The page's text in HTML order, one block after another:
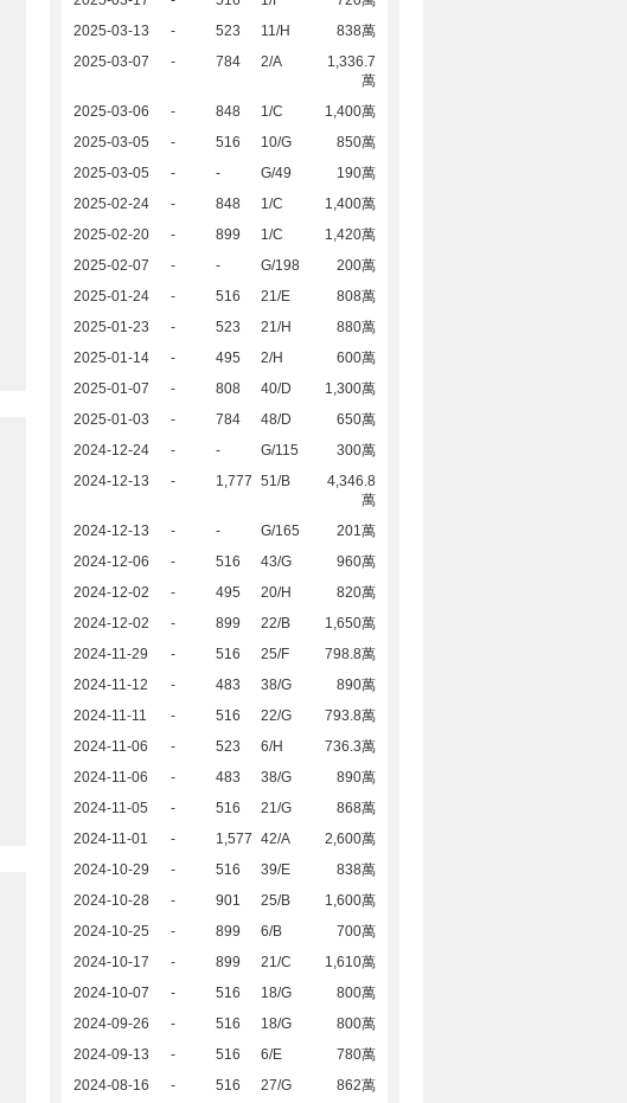
2025-03-13
- 523 11/H
838萬
2025-03-07
- 784 2/A
1,336.7
萬
2025-03-06
- 848 1/C
1,400萬
2025-03-05
- 516 10/G
850萬
2025-03-05
- - G/49
190萬
2025-02-24
- 848 1/C
1,400萬
2025-02-20
- 899 1/C
1,420萬
2025-02-07
- - G/198
200萬
2025-01-24
- 516 21/E
808萬
2025-01-23
- 523 21/H
880萬
2025-01-14
- 495 2/H
600萬
2025-01-07
- 808 40/D
1,300萬
2025-01-03
- 784 48/D
650萬
2024-12-24
- - G/115
300萬
2024-12-13
- 1,777 51/B
4,346.8
萬
2024-12-13
- - G/165
201萬
2024-12-06
- 516 43/G
960萬
2024-12-02
- 495 20/H
820萬
2024-12-02
- 899 22/B
1,650萬
2024-11-29
- 516 25/F
798.8萬
2024-11-12
- 483 38/G
890萬
2024-11-11
- 516 22/G
793.8萬
2024-11-06
- 523 6/H
736.3萬
2024-11-06
- 483 38/G
890萬
2024-11-05
- 516 21/G
868萬
2024-11-01
- 1,577 42/A
2,600萬
2024-10-29
- 516 39/E
838萬
2024-10-28
- 901 25/B
1,600萬
2024-10-25
- 899 6/B
700萬
2024-10-17
- 899 21/C
1,610萬
2024-10-07
- 516 18/G
800萬
2024-09-26
- 516 18/G
800萬
2024-09-13
- 516 6/E
780萬
2024-08-16
- 516 27/G
862萬